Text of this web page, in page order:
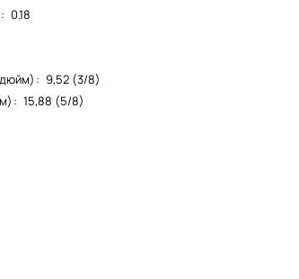
: 0.18
: 9,52 (3/8)
: 15,88 (5/8)